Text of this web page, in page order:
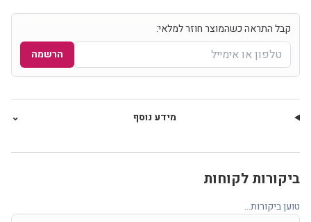
קבל התראה כשהמוצר חוזר למלאי:
הרשמה
מידע נוסף ⌄
ביקורות לקוחות
טוען ביקורות...